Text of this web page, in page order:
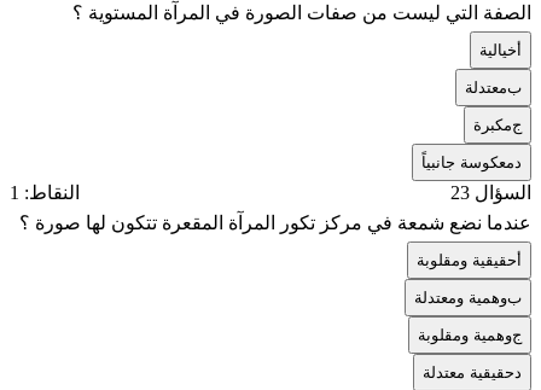
الصفة التي ليست من صفات الصورة في المرآة المستوية ؟
خيالية
بمعتدلة
جمكبرة
معكوسة جانبياً
السؤال 23
النقاط: 1
عندما نضع شمعة في مركز تكور المرآة المقعرة تتكون لها صورة ؟
حقيقية ومقلوبة
بوهمية ومعتدلة
جوهمية ومقلوبة
حقيقية معتدلة